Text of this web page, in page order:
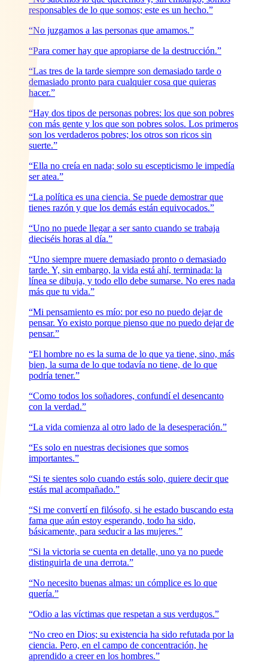
responsables de lo que somos; este es un hecho.”
“No juzgamos a las personas que amamos.”
“Para comer hay que apropiarse de la destrucción.”
“Las tres de la tarde siempre son demasiado tarde o
demasiado pronto para cualquier cosa que quieras
hacer.”
“Hay dos tipos de personas pobres: los que son pobres
con más gente y los que son pobres solos. Los primeros
son los verdaderos pobres; los otros son ricos sin
suerte.”
“Ella no creía en nada; solo su escepticismo le impedía
ser atea.”
“La política es una ciencia. Se puede demostrar que
tienes razón y que los demás están equivocados.”
“Uno no puede llegar a ser santo cuando se trabaja
dieciséis horas al día.”
“Uno siempre muere demasiado pronto o demasiado
tarde. Y, sin embargo, la vida está ahí, terminada: la
línea se dibuja, y todo ello debe sumarse. No eres nada
más que tu vida.”
“Mi pensamiento es mío: por eso no puedo dejar de
pensar. Yo existo porque pienso que no puedo dejar de
pensar.”
“El hombre no es la suma de lo que ya tiene, sino, más
bien, la suma de lo que todavía no tiene, de lo que
podría tener.”
“Como todos los soñadores, confundí el desencanto
con la verdad.”
“La vida comienza al otro lado de la desesperación.”
“Es solo en nuestras decisiones que somos
importantes.”
“Si te sientes solo cuando estás solo, quiere decir que
estás mal acompañado.”
“Si me convertí en filósofo, si he estado buscando esta
fama que aún estoy esperando, todo ha sido,
básicamente, para seducir a las mujeres.”
“Si la victoria se cuenta en detalle, uno ya no puede
distinguirla de una derrota.”
“No necesito buenas almas: un cómplice es lo que
quería.”
“Odio a las víctimas que respetan a sus verdugos.”
“No creo en Dios; su existencia ha sido refutada por la
ciencia. Pero, en el campo de concentración, he
aprendido a creer en los hombres.”